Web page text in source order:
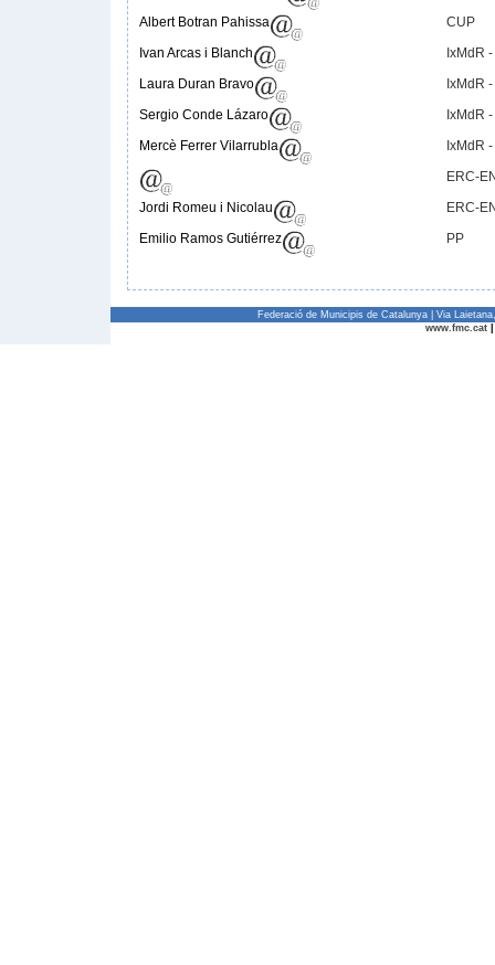
Albert Botran Pahissa
CUP
Ivan Arcas i Blanch
IxMdR
Laura Duran Bravo
IxMdR
Sergio Conde Lázaro
IxMdR
Mercè Ferrer Vilarrubla
IxMdR
ERC-
Jordi Romeu i Nicolau
ERC-
Emilio Ramos Gutiérrez
PP
Federació de Municipis de Catalunya | Via
www.fmc.cat